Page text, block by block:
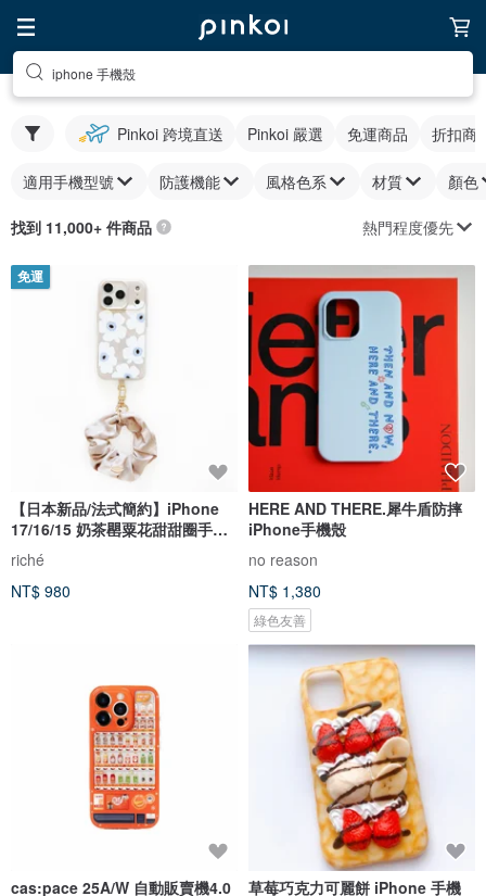
iphone 手機殼
Pinkoi 跨境直送 Pinkoi 嚴選 免運商品 折扣商
適用手機型號 防護機能 風格色系 材質 顏色
找到 11,000+ 件商品 熱門程度優先
免運
【日本新品/法式簡約】iPhone
17/16/15 奶茶罌粟花甜甜圈手機
殼
riché
NT$ 980
HERE AND THERE.犀牛盾防摔
iPhone手機殼
no reason
NT$ 1,380
綠色友善
cas:pace 25A/W 自動販賣機4.0
草莓巧克力可麗餅 iPhone 手機